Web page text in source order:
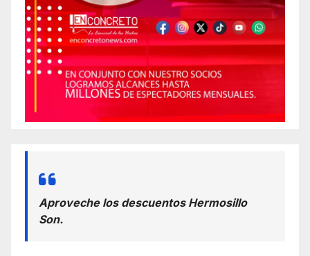
Aproveche los descuentos Hermosillo
Son.